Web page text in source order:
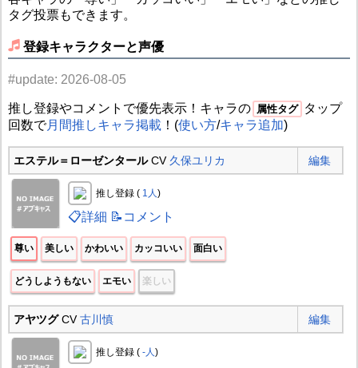
タグ投票もできます。
登録キャラクターと声優
#update: 2026-08-05
推し登録やコメントで優先表示！キャラの 属性タグ
タップ
回数で月間推しキャラ掲載！(使い方/キャラ追加)
エステル＝ローゼンタールCV 久保ユリカ 編集
推し登録 ( 1人)
📋詳細 📝コメント
尊い 美しい かわいい カッコいい 面白い
どうしようもない エモい 楽しい
アヤツグCV古川慎 編集
推し登録 ( -人)